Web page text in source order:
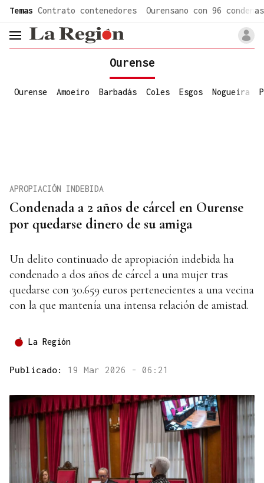
Temas Contrato contenedores Ourensano con 96 condenas
header.menu.open
Ourense
Ourense Amoeiro Barbadás Coles Esgos Nogueira
Condenada a 2 años de cárcel en Ourense
por quedarse dinero de su amiga
APROPIACIÓN INDEBIDA
Un delito continuado de apropiación indebida ha
condenado a dos años de cárcel a una mujer tras
quedarse con 30.659 euros pertenecientes a una vecina
con la que mantenía una intensa relación de amistad.
La Región
Publicado: 19 Mar 2026 - 06:21